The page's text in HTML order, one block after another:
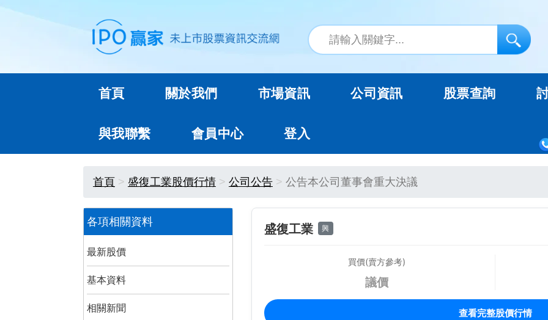
首頁 關於我們 市場資訊 公司資訊 股票查詢
與我聯繫 會員中心 登入
首頁 盛復工業股價行情 公司公告 公告本公司董事會重大決議
各項相關資料
最新股價
基本資料
相關新聞
盛復工業 興
買價(賣方參考)
議價
查看完整股價行情